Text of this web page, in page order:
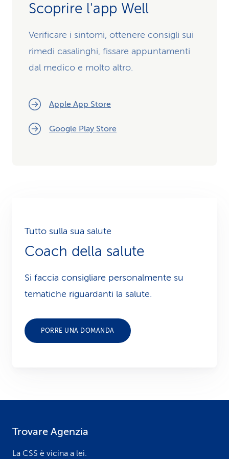
Scoprire l'app Well
Verificare i sintomi, ottenere consigli sui
rimedi casalinghi, fissare appuntamenti
dal medico e molto altro.
Apple App Store
Google Play Store
Tutto sulla sua salute
Coach della salute
Si faccia consigliare personalmente su
tematiche riguardanti la salute.
PORRE UNA DOMANDA
Trovare Agenzia
La CSS è vicina a lei.